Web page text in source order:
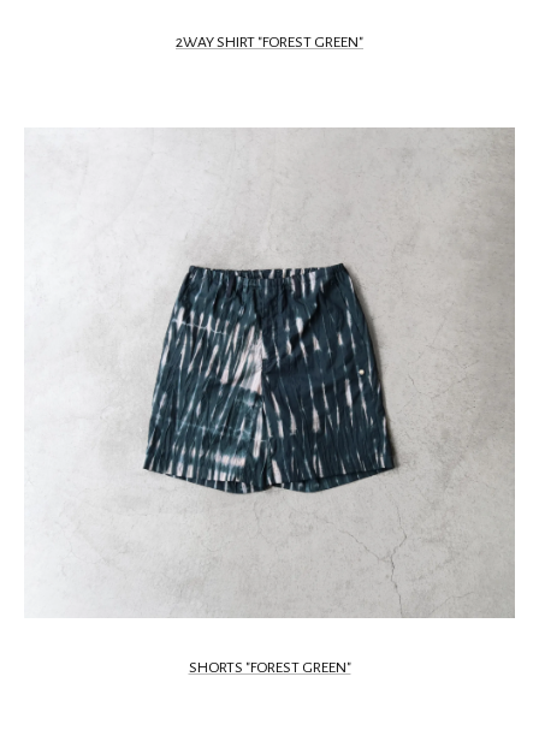
2WAY SHIRT "FOREST GREEN"
SHORTS "FOREST GREEN"